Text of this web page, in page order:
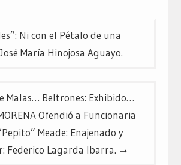
Ni con el Pétalo de una
María Hinojosa Aguayo.
Malas… Beltrones: Exhibido…
Ofendió a Funcionaria
Meade: Enajenado y
Federico Lagarda Ibarra.